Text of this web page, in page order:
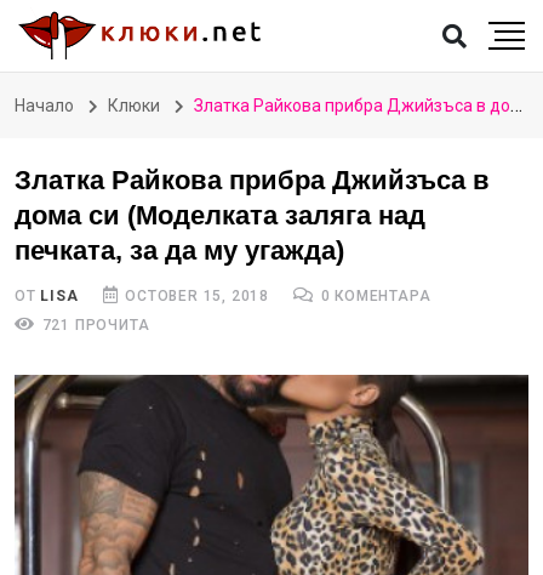
Начало Клюки Златка Райкова прибра Джийзъса в дома си (Моделката заляга над печката, за да му угажда)
Златка Райкова прибра Джийзъса в
дома си (Моделката заляга над
печката, за да му угажда)
ОТ LISA OCTOBER 15, 2018
0 КОМЕНТАРА
721 ПРОЧИТА